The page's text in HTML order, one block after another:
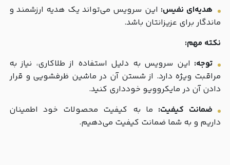
هدیه‌ای نفیس: این سرویس می‌تواند یک هدیه ارزشمند و
ماندگار برای عزیزانتان باشد.
نکته مهم:
توجه: این سرویس به دلیل استفاده از طلاکاری، نیاز به
مراقبت ویژه دارد. از شستن آن در ماشین ظرفشویی و قرار
دادن آن در مایکروویو خودداری کنید.
ضمانت کیفیت: ما به کیفیت محصولات خود اطمینان
داریم و به شما ضمانت کیفیت می‌دهیم.